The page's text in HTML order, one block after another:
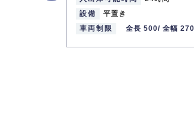
設備
平置き
車両制限
全長 500/ 全幅